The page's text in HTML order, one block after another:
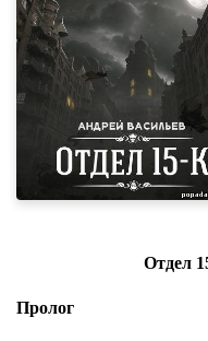
Отдел
Пролог